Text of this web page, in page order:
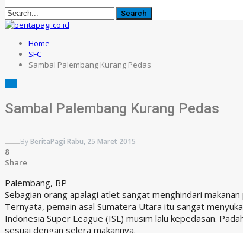
Home
SFC
Sambal Palembang Kurang Pedas
Sambal Palembang Kurang Pedas
By BeritaPagi Rabu, 25 Maret 2015
8
Share
Palembang, BP
Sebagian orang apalagi atlet sangat menghindari
Ternyata, pemain asal Sumatera Utara itu sangat
Indonesia Super League (ISL) musim lalu kepedasan.
sesuai dengan selera makannya.